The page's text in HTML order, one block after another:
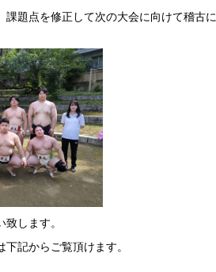
題点を修正して次の大会に向けて稽古に
します。
記からご覧頂けます。